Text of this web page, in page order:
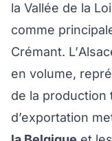
la Vallée de la
comme
Crémant.
en volume,
de la production
d’exportation